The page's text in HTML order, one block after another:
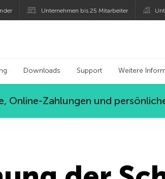
Unternehmen bis 25 Mitarbeiter
Downloads Support Weitere
Online-Zahlungen und